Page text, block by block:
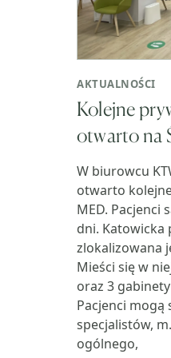
AKTUALNOŚCI
Kolejne
otwarto na
W biurowcu
otwarto
MED. Pacjenci
dni. Katowicka
zlokalizowana
Mieści się w
oraz 3
Pacjenci mogą
specjalistów,
ogólnego,